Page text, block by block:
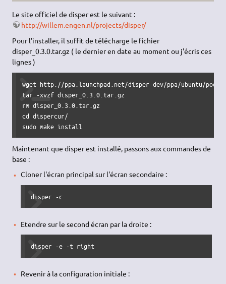
Le site officiel de disper est le suivant :
http://willem.engen.nl/projects/disper/
Pour l'installer, il suffit de télécharge le fichier
disper_0.3.0.tar.gz ( le dernier en date au moment ou j'écris ces
lignes )
wget http://ppa.launchpad.net/disper-dev/ppa/ubuntu/
tar -xvzf disper_0.3.0.tar.gz
rm disper_0.3.0.tar.gz
cd dispercur/
sudo make install
Maintenant que disper est installé, passons aux commandes de
base :
Cloner l'écran principal sur l'écran secondaire :
disper -c
Etendre sur le second écran par la droite :
disper -e -t right
Revenir à la configuration initiale :